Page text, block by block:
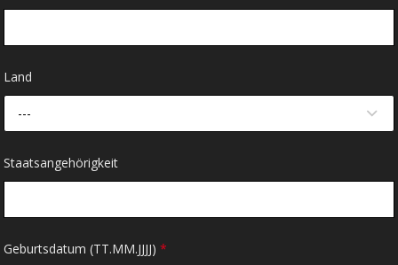
Land
---
Staatsangehörigkeit
Geburtsdatum (TT.MM.JJJJ)*